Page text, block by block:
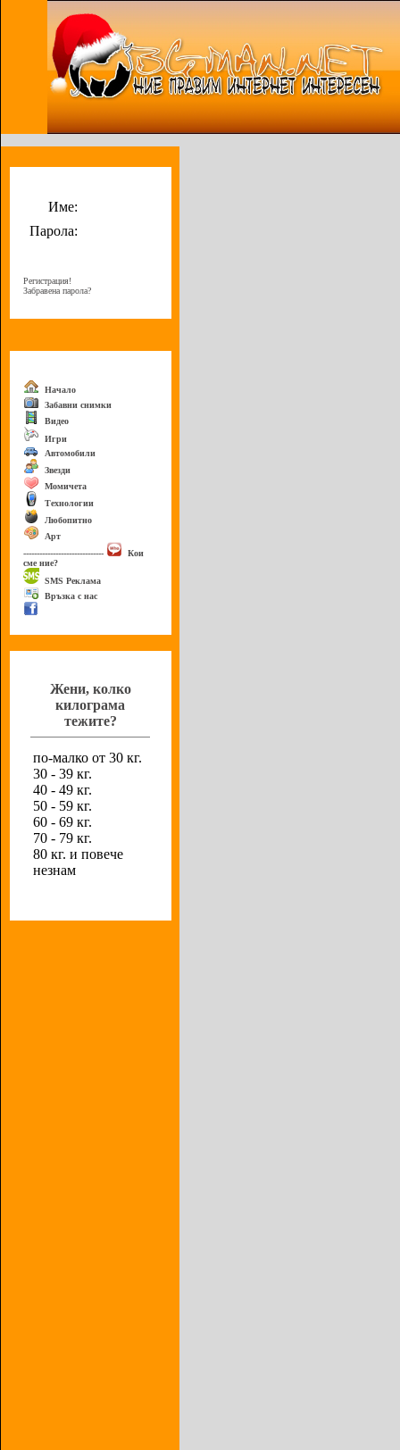
Име:
Парола:
Регистрация!
Забравена парола?
Начало
Забавни снимки
Видео
Игри
Автомобили
Звезди
Момичета
Технологии
Любопитно
Арт
------------------------------
Кои
сме ние?
SMS Реклама
Връзка с нас
Жени, колко
килограма
тежите?
по-малко от 30 кг.
30 - 39 кг.
40 - 49 кг.
50 - 59 кг.
60 - 69 кг.
70 - 79 кг.
80 кг. и повече
незнам